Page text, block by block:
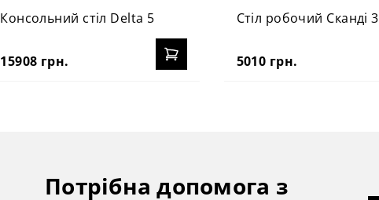
Консольний стіл Delta 5
15908 грн.
Стіл робочий Сканді 3
5010 грн.
Потрібна допомога з